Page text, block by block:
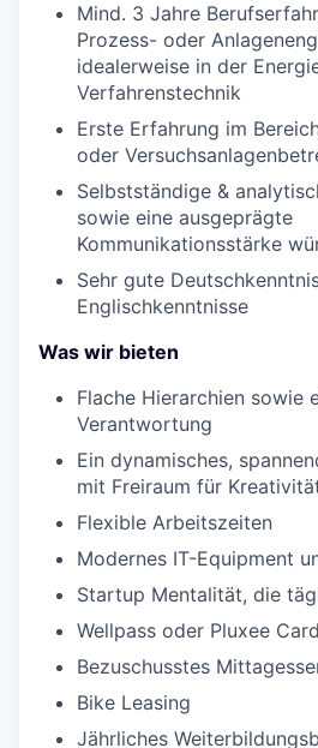
Mind. 3 Jahre
Prozess- oder
idealerweise in der
Verfahrenstechnik
Erste Erfahrung im
oder
Selbstständige &
sowie eine ausgeprägte
Kommunikationsstärke
Sehr gute
Englischkenntnisse
Was wir bieten
Flache Hierarchien sowie
Verantwortung
Ein dynamisches,
mit Freiraum für
Flexible Arbeitszeiten
Modernes IT-Equipment
Startup Mentalität, die
Wellpass oder Pluxee Card
Bezuschusstes
Bike Leasing
Jährliches